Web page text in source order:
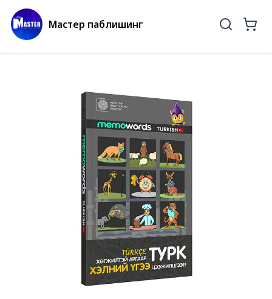
Мастер паблишинг